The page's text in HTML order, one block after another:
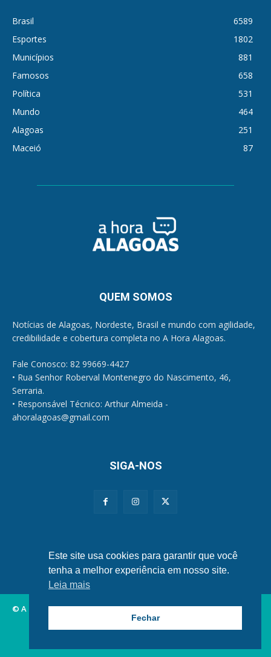
Brasil
6589
Esportes
1802
Municípios
881
Famosos
658
Política
531
Mundo
464
Alagoas
251
Maceió
87
QUEM SOMOS
Notícias de Alagoas, Nordeste, Brasil e mundo com agilidade,
credibilidade e cobertura completa no A Hora Alagoas.
Fale Conosco: 82 99669-4427
• Rua Senhor Roberval Montenegro do Nascimento, 46,
Serraria.
• Responsável Técnico: Arthur Almeida -
ahoralagoas@gmail.com
SIGA-NOS
© A Hora Alagoas.
Alagoas Municípios Nordeste Política Brasil
Mundo
Este site usa cookies para garantir que você
tenha a melhor experiência em nosso site.
Leia mais
Fechar